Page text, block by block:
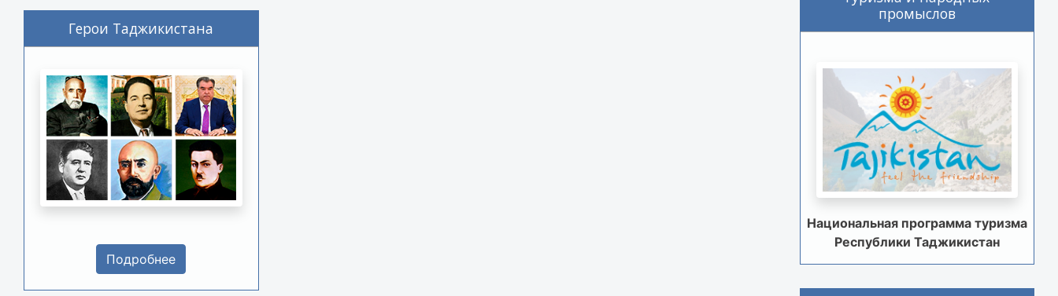
Герои Таджикистана
Подробнее
промыслов
Национальная программа туризма
Республики Таджикистан